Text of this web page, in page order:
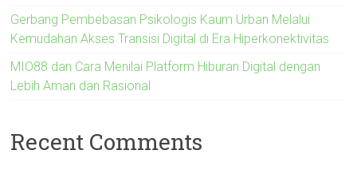
Gerbang Pembebasan Psikologis Kaum Urban Melalui
Kemudahan Akses Transisi Digital di Era Hiperkonektivitas
MIO88 dan Cara Menilai Platform Hiburan Digital dengan
Lebih Aman dan Rasional
Recent Comments